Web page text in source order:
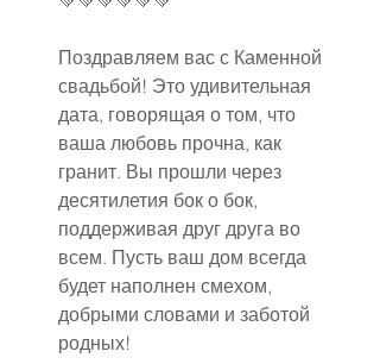
Поздравляем вас с Каменной
свадьбой! Это удивительная
дата, говорящая о том, что
ваша любовь прочна, как
гранит. Вы прошли через
десятилетия бок о бок,
поддерживая друг друга во
всем. Пусть ваш дом всегда
будет наполнен смехом,
добрыми словами и заботой
родных!